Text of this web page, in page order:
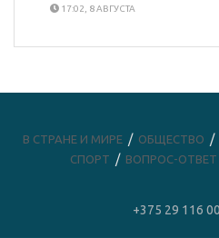
17:02, 8 АВГУСТА
В СТРАНЕ И МИРЕ ОБЩЕСТВО
СПОРТ
ВОПРОС-ОТВЕТ
+375 29 116